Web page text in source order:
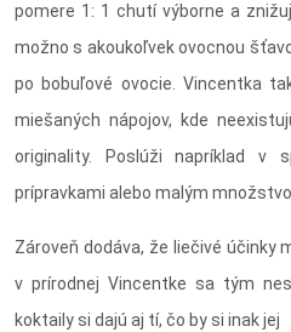
pomere 1: 1 chutí výborne a
možno s akoukoľvek ovocnou
po bobuľové ovocie. Vincentka
miešaných nápojov, kde
originality. Poslúži napríklad v
prípravkami alebo malým
Zároveň dodáva, že liečivé účinky
v prírodnej Vincentke sa tým
koktaily si dajú aj tí, čo by si inak jej